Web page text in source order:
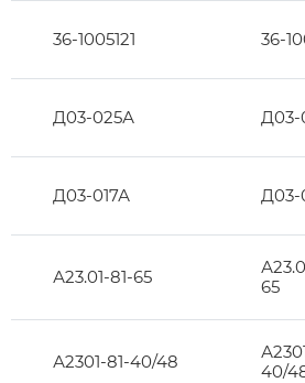
36-1005121 36-
Д03-025А Д03-
Д03-017А Д03-
А23.01-81-65
65
А2301-81-40/48
40/